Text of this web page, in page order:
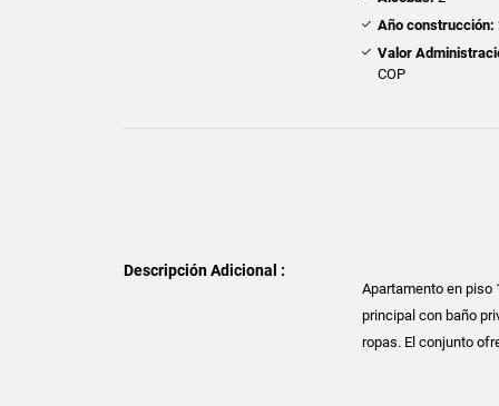
Año construcción:
Valor
COP
Descripción Adicional :
Apartamento en piso
principal con baño
ropas. El conjunto